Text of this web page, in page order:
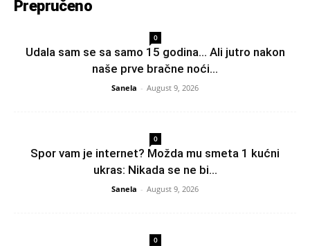
Prepručeno
0
Udala sam se sa samo 15 godina… Ali jutro nakon
naše prve bračne noći...
Sanela - August 9, 2026
0
Spor vam je internet? Možda mu smeta 1 kućni
ukras: Nikada se ne bi...
Sanela - August 9, 2026
0